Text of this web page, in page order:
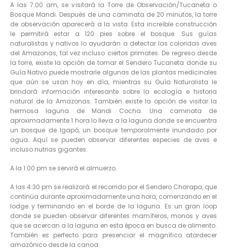
A las 7:00 am, se visitará la Torre de Observación/Tucaneta o
Bosque Mandi. Después de una caminata de 20 minutos, la torre
de observación aparecerá a la vista. Esta increíble construcción
le permitirá estar a 120 pies sobre el bosque. Sus guías
naturalistas y nativos lo ayudarán a detectar las coloridas aves
del Amazonas, tal vez incluso ciertos primates. De regreso desde
la torre, existe la opción de tomar el Sendero Tucaneta donde su
Guía Nativo puede mostrarle algunas de las plantas medicinales
que aún se usan hoy en día, mientras su Guía Naturalista le
brindará información interesante sobre la ecología e historia
natural de la Amazonas. También existe la opción de visitar la
hermosa laguna de Mandi Cocha. Una caminata de
aproximadamente 1 hora lo lleva a la laguna donde se encuentra
un bosque de Igapó, un bosque temporalmente inundado por
agua. Aquí se pueden observar diferentes especies de aves e
incluso nutrias gigantes.
A la 1:00 pm se servirá el almuerzo.
A las 4:30 pm se realizará el recorrido por el Sendero Charapa, que
continúa durante aproximadamente una hora, comenzando en el
lodge y terminando en el borde de la laguna. Es un gran loop
donde se pueden observar diferentes mamíferos, monos y aves
que se acercan a la laguna en esta época en busca de alimento.
También es perfecto para presenciar el magnífico atardecer
amazónico desde la canoa.